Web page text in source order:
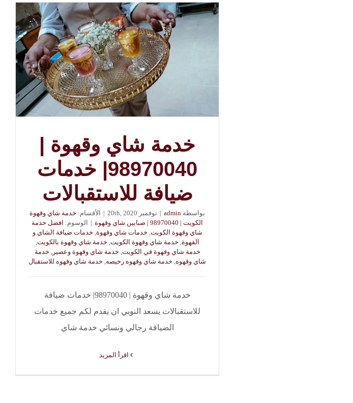
خدمة شاي وقهوة |
98970040| خدمات
ضيافة للاستقبالات
بواسطة admin
| نوفمبر 20th, 2020 | الأقسام: خدمة شاي وقهوة
الكويت | 98970040 | صبابين شاي وقهوة
| الوسوم: افضل خدمة
شاي وقهوة الكويت, خدمات شاي وقهوة, خدمات ضيافة الشاي و
القهوة, خدمة شاي وقهوة الكويت, خدمة شاي وقهوة بالكويت,
خدمة شاي وقهوة في الكويت, خدمة شاي وقهوة وعصير, خدمة
شاي وقهوه, خدمة شاي وقهوه رخيصه, خدمة شاي وقهوه للاستقبال
خدمة شاي وقهوة | 98970040| خدمات ضيافة
للاستقبالات يسعد النوبي ان يقدم لكم جميع خدمات
الضيافة رجالي ونسائي خدمة شاي
‫اقرأ المزيد